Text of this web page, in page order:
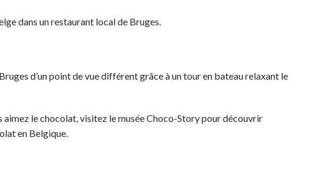
dans un restaurant local de Bruges.
d’un point de vue différent grâce à un tour en bateau relaxant le
aimez le chocolat, visitez le musée Choco-Story pour découvrir
en Belgique.